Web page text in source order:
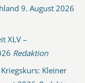
9. August 2026
XLV –
Redaktion
Kleiner